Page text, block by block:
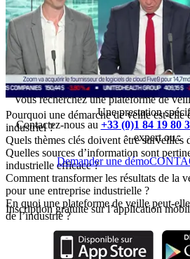
Pourquoi une démarche de veille est-elle
industriel ?
Quels thèmes clés doivent être surveillés
Quelles sources d’information sont
industrielle efficace ?
Comment transformer les résultats de la
pour une entreprise industrielle ?
En quoi une plateforme de veille peut-
de l’industrie ?
Vous recherchez une plateforme de
Une prestation
Contactez-nous au +33 (0)1 84 19 80
expert ou :
Demander une démo
Inscription gratuite sur l’application